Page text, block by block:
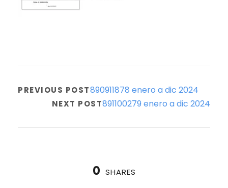
PREVIOUS POST890911878 enero a dic 2024
NEXT POST891100279 enero a dic 2024
0 SHARES